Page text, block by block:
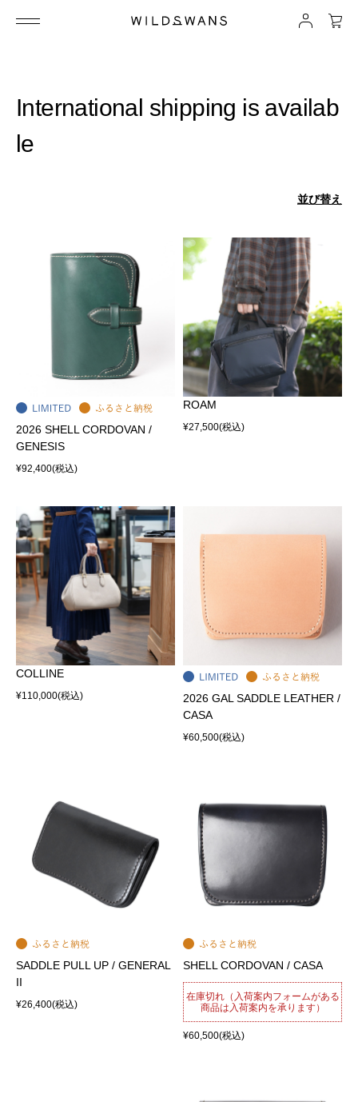
International shipping is availab
le
並び替え
2026 SHELL CORDOVAN /
GENESIS
¥92,400(税込)
ROAM
¥27,500(税込)
COLLINE
¥110,000(税込)
2026 GAL SADDLE LEATHER /
CASA
¥60,500(税込)
SADDLE PULL UP / GENERAL
II
¥26,400(税込)
SHELL CORDOVAN / CASA
在庫切れ（入荷案内フォームがある
商品は入荷案内を承ります）
¥60,500(税込)